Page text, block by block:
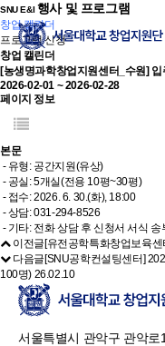
SNU E&I 행사 및 프로그램
창업 캘린더
프로그램 신청
창업 캘린더
[농생명과학창업지원센터_수원] 입
2026-02-01 ~ 2026-02-28
페이지 정보
본문
- 유형: 공간지원(유상)
- 공실: 5개실(전용 10평~30평)
- 접수: 2026. 6. 30.(화), 18:00
- 상담: 031-294-8526
- 기타: 전화 상담 후 신청서 서식 송
이전글[유전공학특화창업보육
다음글[SNU공학컨설팅센터]
100명) 26.02.10
서울특별시 관악구 관악